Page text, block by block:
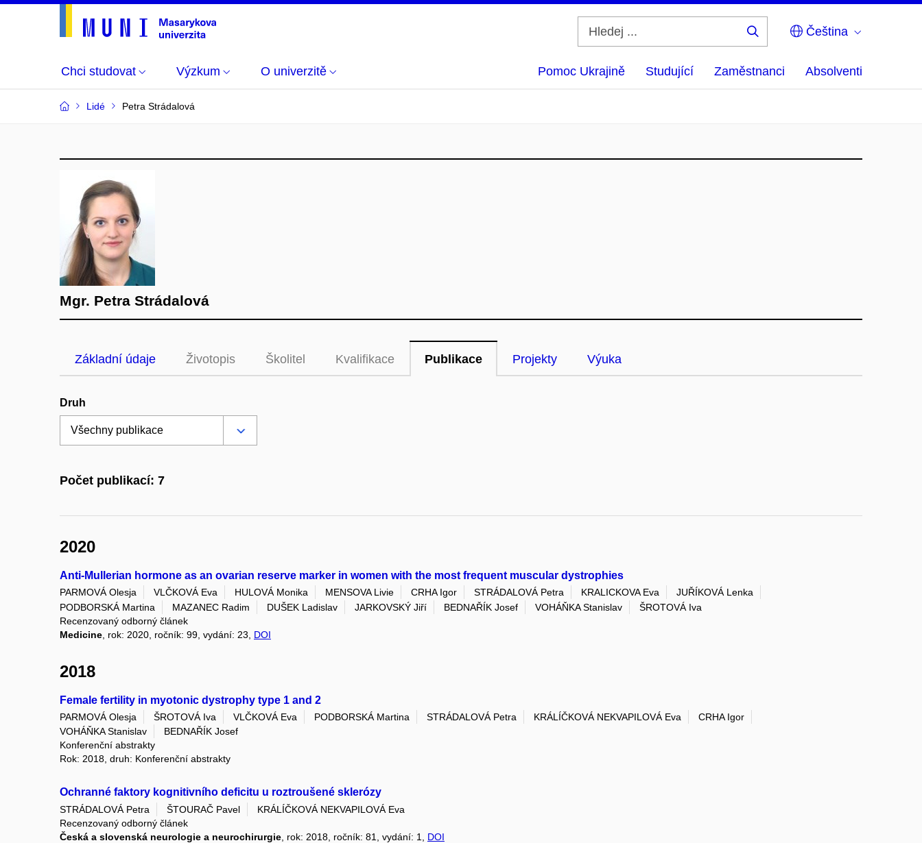
Čeština
Chci studovat Výzkum O univerzitě Pomoc Ukrajině Studující Zaměstnanci Absolventi
Lidé Petra Strádalová
Mgr. Petra Strádalová
Základní údaje Životopis Školitel Kvalifikace Publikace Projekty Výuka
Druh
Počet publikací: 7
2020
Anti-Mullerian hormone as an ovarian reserve marker in women with the most frequent muscular dystrophies
PARMOVÁ Olesja VLČKOVÁ Eva HULOVÁ Monika MENSOVA Livie CRHA Igor STRÁDALOVÁ Petra KRALICKOVA Eva
JUŘÍKOVÁ Lenka
PODBORSKÁ Martina
MAZANEC Radim DUŠEK Ladislav JARKOVSKÝ Jiří BEDNAŘÍK Josef VOHÁŇKA Stanislav
ŠROTOVÁ Iva
Recenzovaný odborný článek
Medicine , rok: 2020, ročník: 99, vydání: 23, DOI
2018
Female fertility in myotonic dystrophy type 1 and 2
PARMOVÁ Olesja ŠROTOVÁ Iva VLČKOVÁ Eva PODBORSKÁ Martina STRÁDALOVÁ Petra KRÁLÍČKOVÁ NEKVAPILOVÁ Eva
CRHA Igor
VOHÁŇKA Stanislav
BEDNAŘÍK Josef
Konferenční abstrakty
Rok: 2018, druh: Konferenční abstrakty
Ochranné faktory kognitivního deficitu u roztroušené sklerózy
STRÁDALOVÁ Petra ŠTOURAČ Pavel
KRÁLÍČKOVÁ NEKVAPILOVÁ Eva
Recenzovaný odborný článek
Česká a slovenská neurologie a neurochirurgie , rok: 2018, ročník: 81, vydání: 1, DOI